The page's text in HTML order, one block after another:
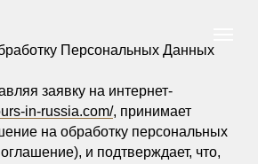
Персональных Данных
заявку на интернет-
in-russia.com/, принимает
на обработку персональных
и подтверждает, что,